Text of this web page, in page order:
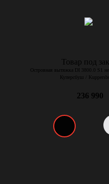
Товар под
Островная вытяжка DI 3800.0 S1
Куперсбуш /
236 990